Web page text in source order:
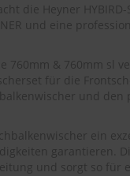
die Heyner HYBIRD-
und eine
760mm & 760mm sl
für die
und den
ein
garantieren.
und sorgt so für